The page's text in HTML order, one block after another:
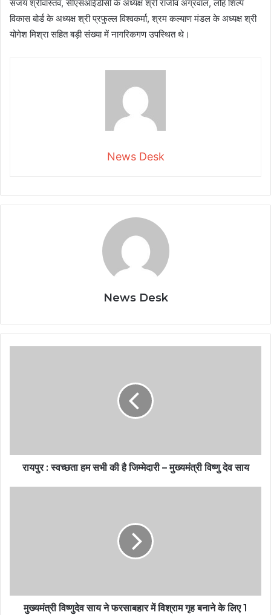
संजय श्रीवास्तव, सीएसआईडीसी के अध्यक्ष श्री राजीव अग्रवाल, लौह शिल्प
विकास बोर्ड के अध्यक्ष श्री प्रफुल्ल विश्वकर्मा, श्रम कल्याण मंडल के अध्यक्ष श्री
योगेश मिश्रा सहित बड़ी संख्या में नागरिकगण उपस्थित थे।
News Desk
News Desk
रायपुर : स्वच्छता हम सभी की है जिम्मेदारी – मुख्यमंत्री विष्णु देव साय
मुख्यमंत्री विष्णुदेव साय ने फरसाबहार में विश्राम गृह बनाने के लिए 1